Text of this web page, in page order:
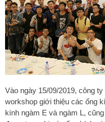
Vào ngày 15/09/2019, công
workshop giới thiệu các ống
kính ngàm E và ngàm L,